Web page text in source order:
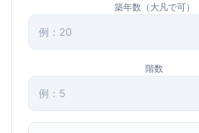
築年数（大凡で可）
階数